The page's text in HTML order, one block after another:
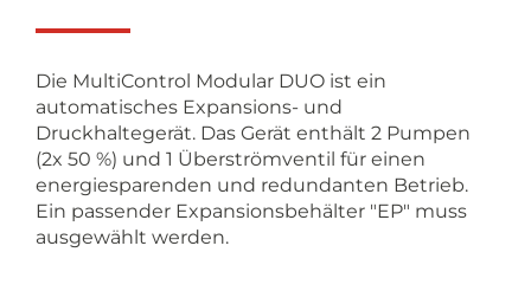
Die MultiControl Modular DUO ist ein
automatisches Expansions- und
Druckhaltegerät. Das Gerät enthält 2 Pumpen
(2x 50 %) und 1 Überströmventil für einen
energiesparenden und redundanten Betrieb.
Ein passender Expansionsbehälter "EP" muss
ausgewählt werden.